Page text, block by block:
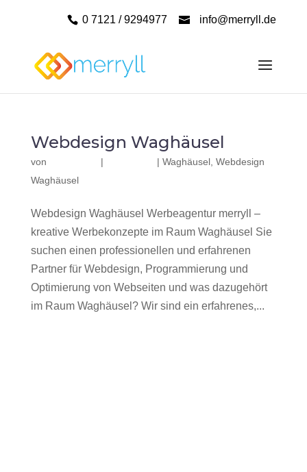
0 7121 / 9294977 info@merryll.de
Webdesign Waghäusel
von | | Waghäusel, Webdesign
Waghäusel
Webdesign Waghäusel Werbeagentur merryll –
kreative Werbekonzepte im Raum Waghäusel Sie
suchen einen professionellen und erfahrenen
Partner für Webdesign, Programmierung und
Optimierung von Webseiten und was dazugehört
im Raum Waghäusel? Wir sind ein erfahrenes,...